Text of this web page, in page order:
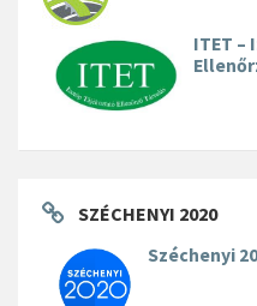
ITET –
SZÉCHENYI 2020
Széchenyi